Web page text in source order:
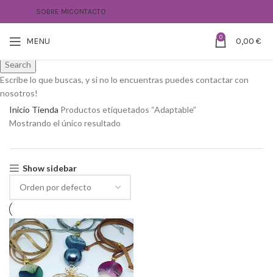
SOBRE MICONTACTO
MENU 0 0,00 €
Inicio Tienda Productos etiquetados “Adaptable”
Mostrando el único resultado
Show sidebar
Search
Escribe lo que buscas, y si no lo encuentras puedes contactar con
nosotros!